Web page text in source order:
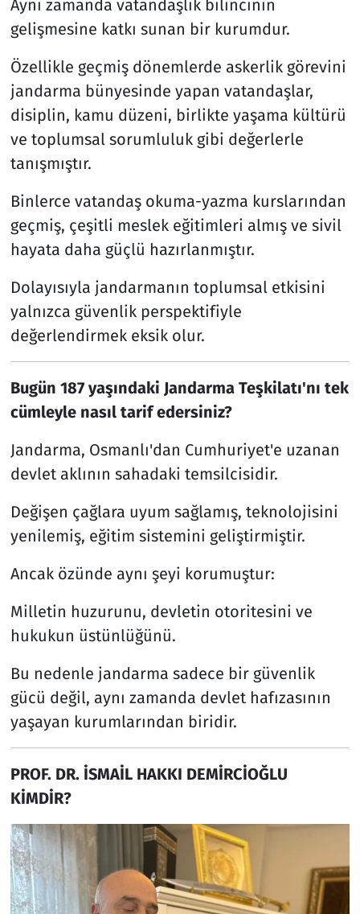
Aynı zamanda vatandaşlık bilincinin
gelişmesine katkı sunan bir kurumdur.
Özellikle geçmiş dönemlerde askerlik görevini
jandarma bünyesinde yapan vatandaşlar,
disiplin, kamu düzeni, birlikte yaşama kültürü
ve toplumsal sorumluluk gibi değerlerle
tanışmıştır.
Binlerce vatandaş okuma-yazma kurslarından
geçmiş, çeşitli meslek eğitimleri almış ve sivil
hayata daha güçlü hazırlanmıştır.
Dolayısıyla jandarmanın toplumsal etkisini
yalnızca güvenlik perspektifiyle
değerlendirmek eksik olur.
Bugün 187 yaşındaki Jandarma Teşkilatı'nı tek
cümleyle nasıl tarif edersiniz?
Jandarma, Osmanlı'dan Cumhuriyet'e uzanan
devlet aklının sahadaki temsilcisidir.
Değişen çağlara uyum sağlamış, teknolojisini
yenilemiş, eğitim sistemini geliştirmiştir.
Ancak özünde aynı şeyi korumuştur:
Milletin huzurunu, devletin otoritesini ve
hukukun üstünlüğünü.
Bu nedenle jandarma sadece bir güvenlik
gücü değil, aynı zamanda devlet hafızasının
yaşayan kurumlarından biridir.
PROF. DR. İSMAİL HAKKI DEMİRCİOĞLU
KİMDİR?